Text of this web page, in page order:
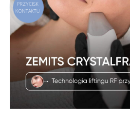
PRZYCISK
KONTAKTU